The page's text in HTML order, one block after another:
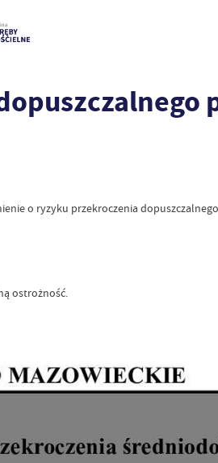
o ryzyku przekroczenia
ostrożność.